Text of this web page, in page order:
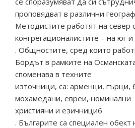
проповядват в различни
Методистите работят на север
конгрегационалистите – на юг
. Общностите, сред които
Бордът в рамките на
споменава в техните
източници, са: арменци, гърци,
мохамедани, евреи, номинални
християни и езичници6
. Българите са специален